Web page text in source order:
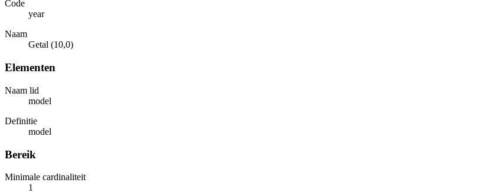
Code
year
Naam
Getal (10,0)
Elementen
Naam lid
model
Definitie
model
Bereik
Minimale cardinaliteit
1